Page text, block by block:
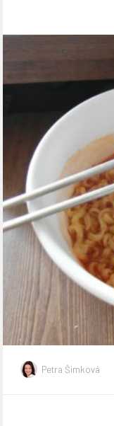
Petra Šimková